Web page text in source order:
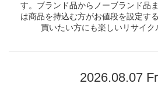
す。ブランド品からノーブランド品
は商品を持込む方がお値段を設定す
買いたい方にも楽しいリサイク
2026.08.07